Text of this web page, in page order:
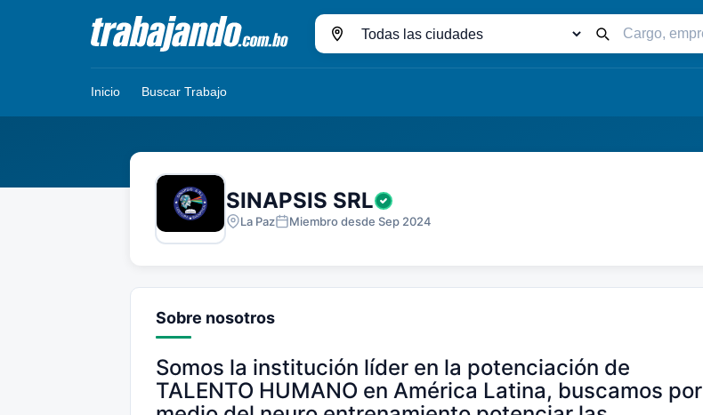
Ciudad
Palabra
clave
Inicio Buscar Trabajo
SINAPSIS SRL
La Paz Miembro desde Sep 2024
Sobre nosotros
Somos la institución líder en la potenciación de
TALENTO HUMANO en América Latina, buscamos por